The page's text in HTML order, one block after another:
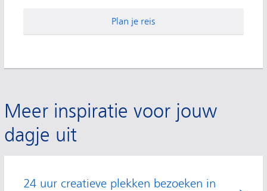
Plan je reis
Meer inspiratie voor jouw
dagje uit
24 uur creatieve plekken bezoeken in